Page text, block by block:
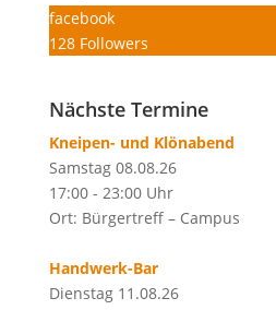
facebook
128 Followers
Nächste Termine
Kneipen- und Klönabend
Samstag 08.08.26
17:00 - 23:00 Uhr
Ort: Bürgertreff – Campus
Handwerk-Bar
Dienstag 11.08.26